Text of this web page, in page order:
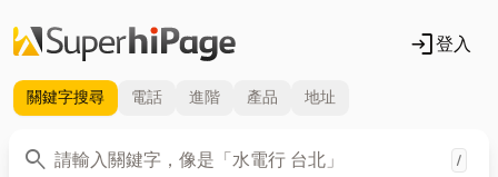
login登入
關鍵字搜尋 電話 進階 產品 地址
search
關鍵字 /